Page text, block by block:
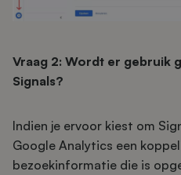
Vraag 2: Wordt er gebruik
Signals?
Indien je ervoor kiest om
Google Analytics een
bezoekinformatie die is